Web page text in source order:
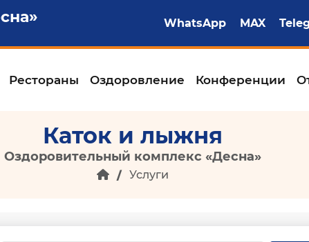
WhatsApp MAX
Рестораны Оздоровление Конференции
Каток и лыжня
Оздоровительный комплекс «Десна»
Услуги